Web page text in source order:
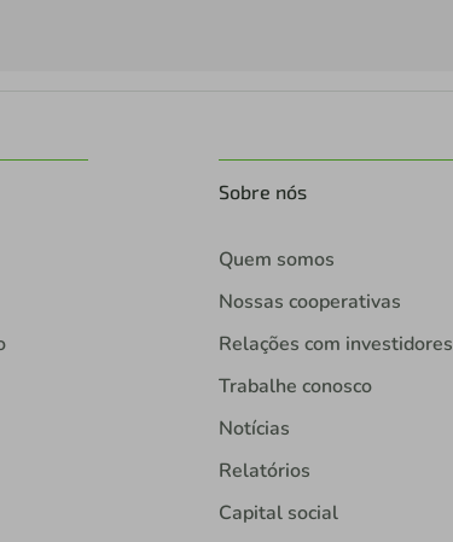
Sobre nós
Quem somos
Nossas cooperativas
Relações com investidores
Trabalhe conosco
Notícias
Relatórios
Capital social